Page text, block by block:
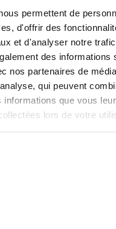
permettent de
d'offrir des
et d'analyser notre
des informations
nos partenaires de
qui peuvent
informations que vous
lors de votre
au calendrier